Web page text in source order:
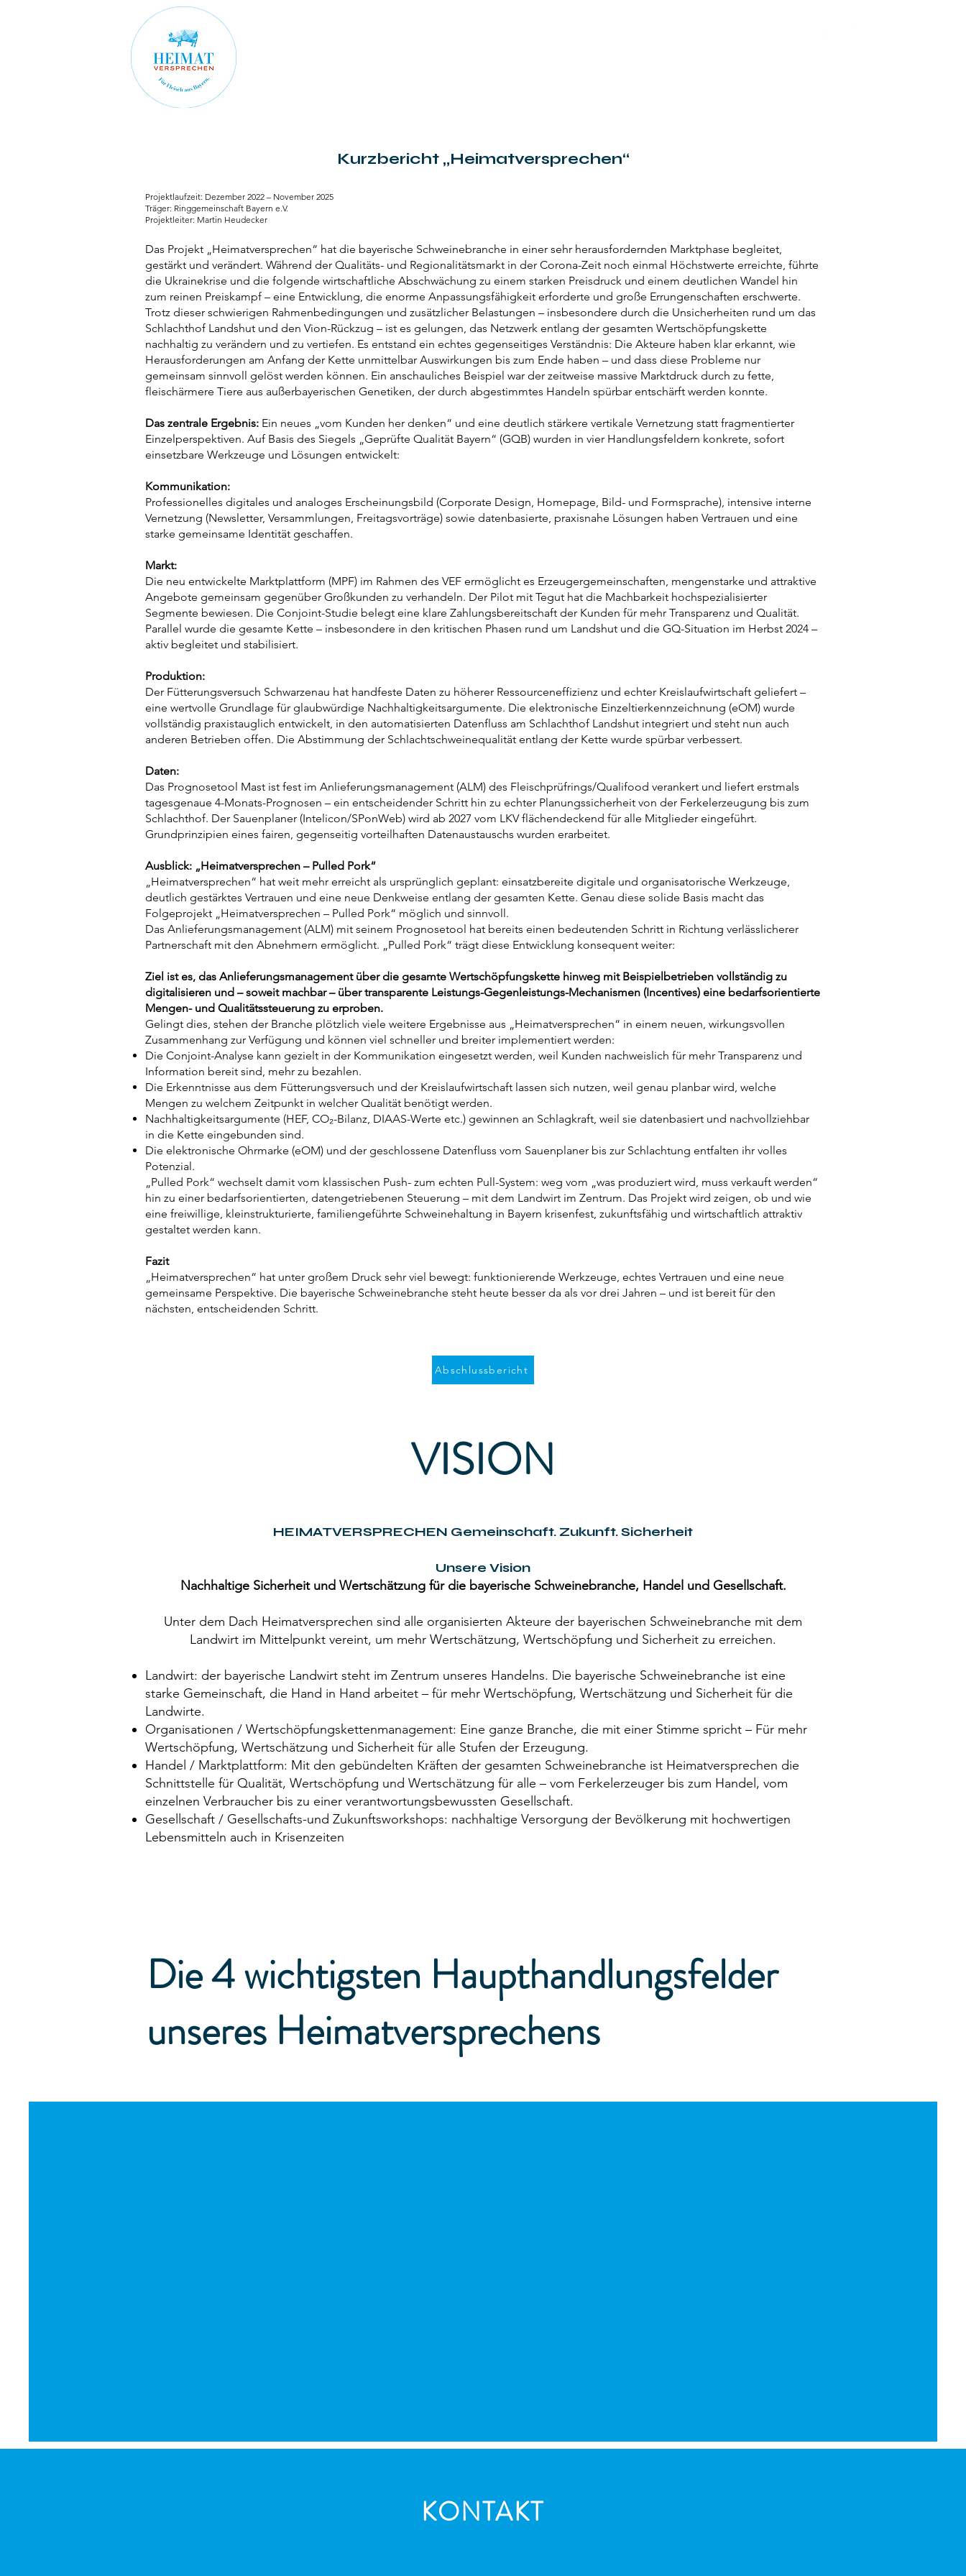
Kurzbericht „Heimatversprechen“
Projektlaufzeit: Dezember 2022 – November 2025
Träger: Ringgemeinschaft Bayern e.V.
Projektleiter: Martin Heudecker
Das Projekt „Heimatversprechen“ hat die bayerische Schweinebranche in einer sehr herausfordernden Marktphase begleitet,
gestärkt und verändert. Während der Qualitäts- und Regionalitätsmarkt in der Corona-Zeit noch einmal Höchstwerte erreichte, führte
die Ukrainekrise und die folgende wirtschaftliche Abschwächung zu einem starken Preisdruck und einem deutlichen Wandel hin
zum reinen Preiskampf – eine Entwicklung, die enorme Anpassungsfähigkeit erforderte und große Errungenschaften erschwerte.
Trotz dieser schwierigen Rahmenbedingungen und zusätzlicher Belastungen – insbesondere durch die Unsicherheiten rund um das
Schlachthof Landshut und den Vion-Rückzug – ist es gelungen, das Netzwerk entlang der gesamten Wertschöpfungskette
nachhaltig zu verändern und zu vertiefen. Es entstand ein echtes gegenseitiges Verständnis: Die Akteure haben klar erkannt, wie
Herausforderungen am Anfang der Kette unmittelbar Auswirkungen bis zum Ende haben – und dass diese Probleme nur
gemeinsam sinnvoll gelöst werden können. Ein anschauliches Beispiel war der zeitweise massive Marktdruck durch zu fette,
fleischärmere Tiere aus außerbayerischen Genetiken, der durch abgestimmtes Handeln spürbar entschärft werden konnte.
Das zentrale Ergebnis: Ein neues „vom Kunden her denken“ und eine deutlich stärkere vertikale Vernetzung statt fragmentierter
Einzelperspektiven. Auf Basis des Siegels „Geprüfte Qualität Bayern“ (GQB) wurden in vier Handlungsfeldern konkrete, sofort
einsetzbare Werkzeuge und Lösungen entwickelt:
Kommunikation:
Professionelles digitales und analoges Erscheinungsbild (Corporate Design, Homepage, Bild- und Formsprache), intensive interne
Vernetzung (Newsletter, Versammlungen, Freitagsvorträge) sowie datenbasierte, praxisnahe Lösungen haben Vertrauen und eine
starke gemeinsame Identität geschaffen.
Markt:
Die neu entwickelte Marktplattform (MPF) im Rahmen des VEF ermöglicht es Erzeugergemeinschaften, mengenstarke und attraktive
Angebote gemeinsam gegenüber Großkunden zu verhandeln. Der Pilot mit Tegut hat die Machbarkeit hochspezialisierter
Segmente bewiesen. Die Conjoint-Studie belegt eine klare Zahlungsbereitschaft der Kunden für mehr Transparenz und Qualität.
Parallel wurde die gesamte Kette – insbesondere in den kritischen Phasen rund um Landshut und die GQ-Situation im Herbst 2024 –
aktiv begleitet und stabilisiert.
Produktion:
Der Fütterungsversuch Schwarzenau hat handfeste Daten zu höherer Ressourceneffizienz und echter Kreislaufwirtschaft geliefert –
eine wertvolle Grundlage für glaubwürdige Nachhaltigkeitsargumente. Die elektronische Einzeltierkennzeichnung (eOM) wurde
vollständig praxistauglich entwickelt, in den automatisierten Datenfluss am Schlachthof Landshut integriert und steht nun auch
anderen Betrieben offen. Die Abstimmung der Schlachtschweinequalität entlang der Kette wurde spürbar verbessert.
Daten:
Das Prognosetool Mast ist fest im Anlieferungsmanagement (ALM) des Fleischprüfrings/Qualifood verankert und liefert erstmals
tagesgenaue 4-Monats-Prognosen – ein entscheidender Schritt hin zu echter Planungssicherheit von der Ferkelerzeugung bis zum
Schlachthof. Der Sauenplaner (Intelicon/SPonWeb) wird ab 2027 vom LKV flächendeckend für alle Mitglieder eingeführt.
Grundprinzipien eines fairen, gegenseitig vorteilhaften Datenaustauschs wurden erarbeitet.
Ausblick: „Heimatversprechen – Pulled Pork“
„Heimatversprechen“ hat weit mehr erreicht als ursprünglich geplant: einsatzbereite digitale und organisatorische Werkzeuge,
deutlich gestärktes Vertrauen und eine neue Denkweise entlang der gesamten Kette. Genau diese solide Basis macht das
Folgeprojekt „Heimatversprechen – Pulled Pork“ möglich und sinnvoll.
Das Anlieferungsmanagement (ALM) mit seinem Prognosetool hat bereits einen bedeutenden Schritt in Richtung verlässlicherer
Partnerschaft mit den Abnehmern ermöglicht. „Pulled Pork“ trägt diese Entwicklung konsequent weiter:
Ziel ist es, das Anlieferungsmanagement über die gesamte Wertschöpfungskette hinweg mit Beispielbetrieben vollständig zu
digitalisieren und – soweit machbar – über transparente Leistungs-Gegenleistungs-Mechanismen (Incentives) eine bedarfsorientierte
Mengen- und Qualitätssteuerung zu erproben.
Gelingt dies, stehen der Branche plötzlich viele weitere Ergebnisse aus „Heimatversprechen“ in einem neuen, wirkungsvollen
Zusammenhang zur Verfügung und können viel schneller und breiter implementiert werden:
Die Conjoint-Analyse kann gezielt in der Kommunikation eingesetzt werden, weil Kunden nachweislich für mehr Transparenz und
Information bereit sind, mehr zu bezahlen.
Die Erkenntnisse aus dem Fütterungsversuch und der Kreislaufwirtschaft lassen sich nutzen, weil genau planbar wird, welche
Mengen zu welchem Zeitpunkt in welcher Qualität benötigt werden.
Nachhaltigkeitsargumente (HEF, CO₂-Bilanz, DIAAS-Werte etc.) gewinnen an Schlagkraft, weil sie datenbasiert und nachvollziehbar
in die Kette eingebunden sind.
Die elektronische Ohrmarke (eOM) und der geschlossene Datenfluss vom Sauenplaner bis zur Schlachtung entfalten ihr volles
Potenzial.
„Pulled Pork“ wechselt damit vom klassischen Push- zum echten Pull-System: weg vom „was produziert wird, muss verkauft werden“
hin zu einer bedarfsorientierten, datengetriebenen Steuerung – mit dem Landwirt im Zentrum. Das Projekt wird zeigen, ob und wie
eine freiwillige, kleinstrukturierte, familiengeführte Schweinehaltung in Bayern krisenfest, zukunftsfähig und wirtschaftlich attraktiv
gestaltet werden kann.
Fazit
„Heimatversprechen“ hat unter großem Druck sehr viel bewegt: funktionierende Werkzeuge, echtes Vertrauen und eine neue
gemeinsame Perspektive. Die bayerische Schweinebranche steht heute besser da als vor drei Jahren – und ist bereit für den
nächsten, entscheidenden Schritt.
Abschlussbericht
VISION
HEIMATVERSPRECHEN Gemeinschaft. Zukunft. Sicherheit
Unsere Vision
Nachhaltige Sicherheit und Wertschätzung für die bayerische Schweinebranche, Handel und Gesellschaft.
Unter dem Dach Heimatversprechen sind alle organisierten Akteure der bayerischen Schweinebranche mit dem
Landwirt im Mittelpunkt vereint, um mehr Wertschätzung, Wertschöpfung und Sicherheit zu erreichen.
Landwirt: der bayerische Landwirt steht im Zentrum unseres Handelns. Die bayerische Schweinebranche ist eine
starke Gemeinschaft, die Hand in Hand arbeitet – für mehr Wertschöpfung, Wertschätzung und Sicherheit für die
Landwirte.
Organisationen / Wertschöpfungskettenmanagement: Eine ganze Branche, die mit einer Stimme spricht – Für mehr
Wertschöpfung, Wertschätzung und Sicherheit für alle Stufen der Erzeugung.
Handel / Marktplattform: Mit den gebündelten Kräften der gesamten Schweinebranche ist Heimatversprechen die
Schnittstelle für Qualität, Wertschöpfung und Wertschätzung für alle – vom Ferkelerzeuger bis zum Handel, vom
einzelnen Verbraucher bis zu einer verantwortungsbewussten Gesellschaft.
Gesellschaft / Gesellschafts-und Zukunftsworkshops: nachhaltige Versorgung der Bevölkerung mit hochwertigen
Lebensmitteln auch in Krisenzeiten
Die 4 wichtigsten Haupthandlungsfelder
unseres Heimatversprechens
KONTAKT